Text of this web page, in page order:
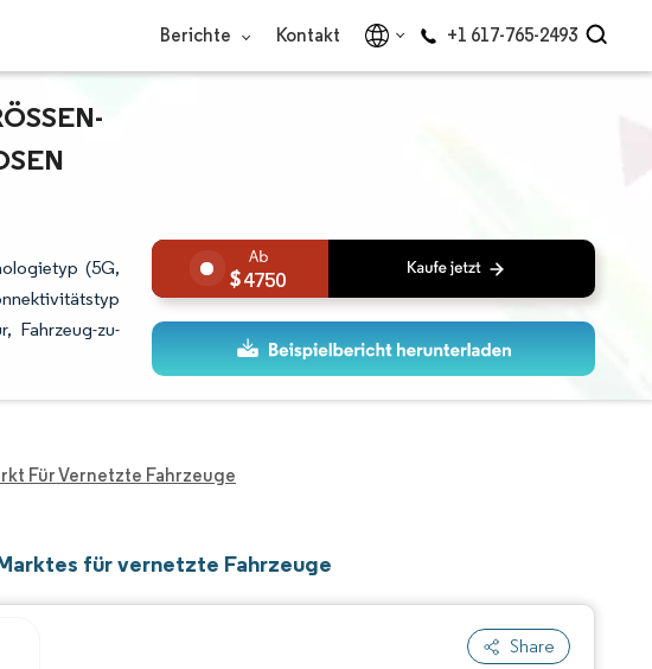
Berichte Kontakt +1 617-765-2493
U
(
(5G,
Fahrzeug-zu-
4750
Für Vernetzte Fahrzeuge
für vernetzte Fahrzeuge
Share